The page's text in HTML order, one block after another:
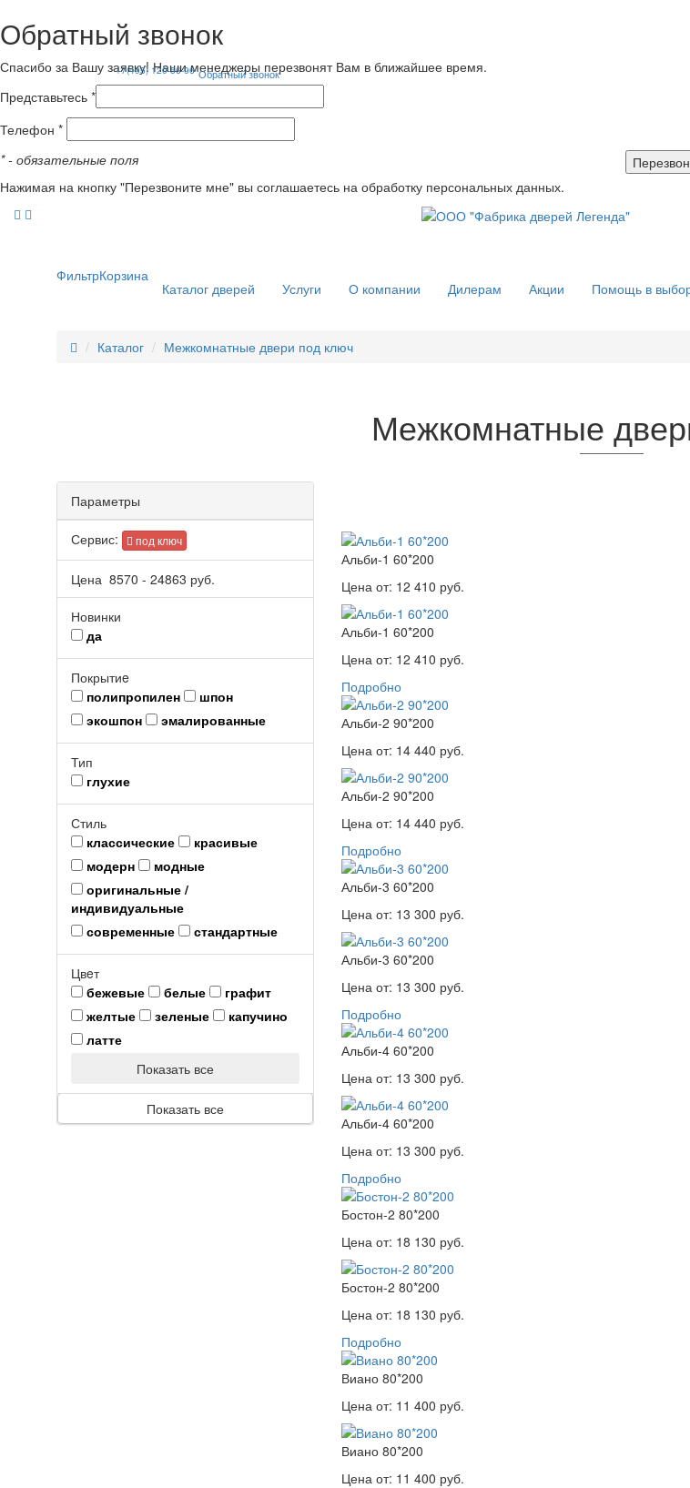
+7(495) 120-56-96 Обратный звонок
Обратный звонок
Спасибо за Вашу заявку! Наши менеджеры перезвонят Вам в ближайшее время.
Представьтесь *
Телефон *
*- обязательные поля
Нажимая на кнопку "Перезвоните мне" вы соглашаетесь на обработку персональных данных.
ФильтрКорзина
Каталог дверей Услуги О компании Дилерам Акции Помощь в
Каталог Межкомнатные двери под ключ
Межкомнатные
Параметры
Сервис: под ключ
Цена 8570 - 24863 руб.
Новинки
да
Покрытиe
полипропилен
шпон
экошпон
эмалированные
Тип
глухие
Стиль
классические
красивые
модерн
модные
оригинальные /
индивидуальные
современные
стандартные
Цвeт
бежевые
белые
графит
желтые
зеленые
капучино
латте
Показать все
Показать все
Альби-1 60*200
Цена от: 12 410 руб.
Альби-1 60*200
Цена от: 12 410 руб.
Подробно
Альби-2 90*200
Цена от: 14 440 руб.
Альби-2 90*200
Цена от: 14 440 руб.
Подробно
Альби-3 60*200
Цена от: 13 300 руб.
Альби-3 60*200
Цена от: 13 300 руб.
Подробно
Альби-4 60*200
Цена от: 13 300 руб.
Альби-4 60*200
Цена от: 13 300 руб.
Подробно
Бостон-2 80*200
Цена от: 18 130 руб.
Бостон-2 80*200
Цена от: 18 130 руб.
Подробно
Виано 80*200
Цена от: 11 400 руб.
Виано 80*200
Цена от: 11 400 руб.